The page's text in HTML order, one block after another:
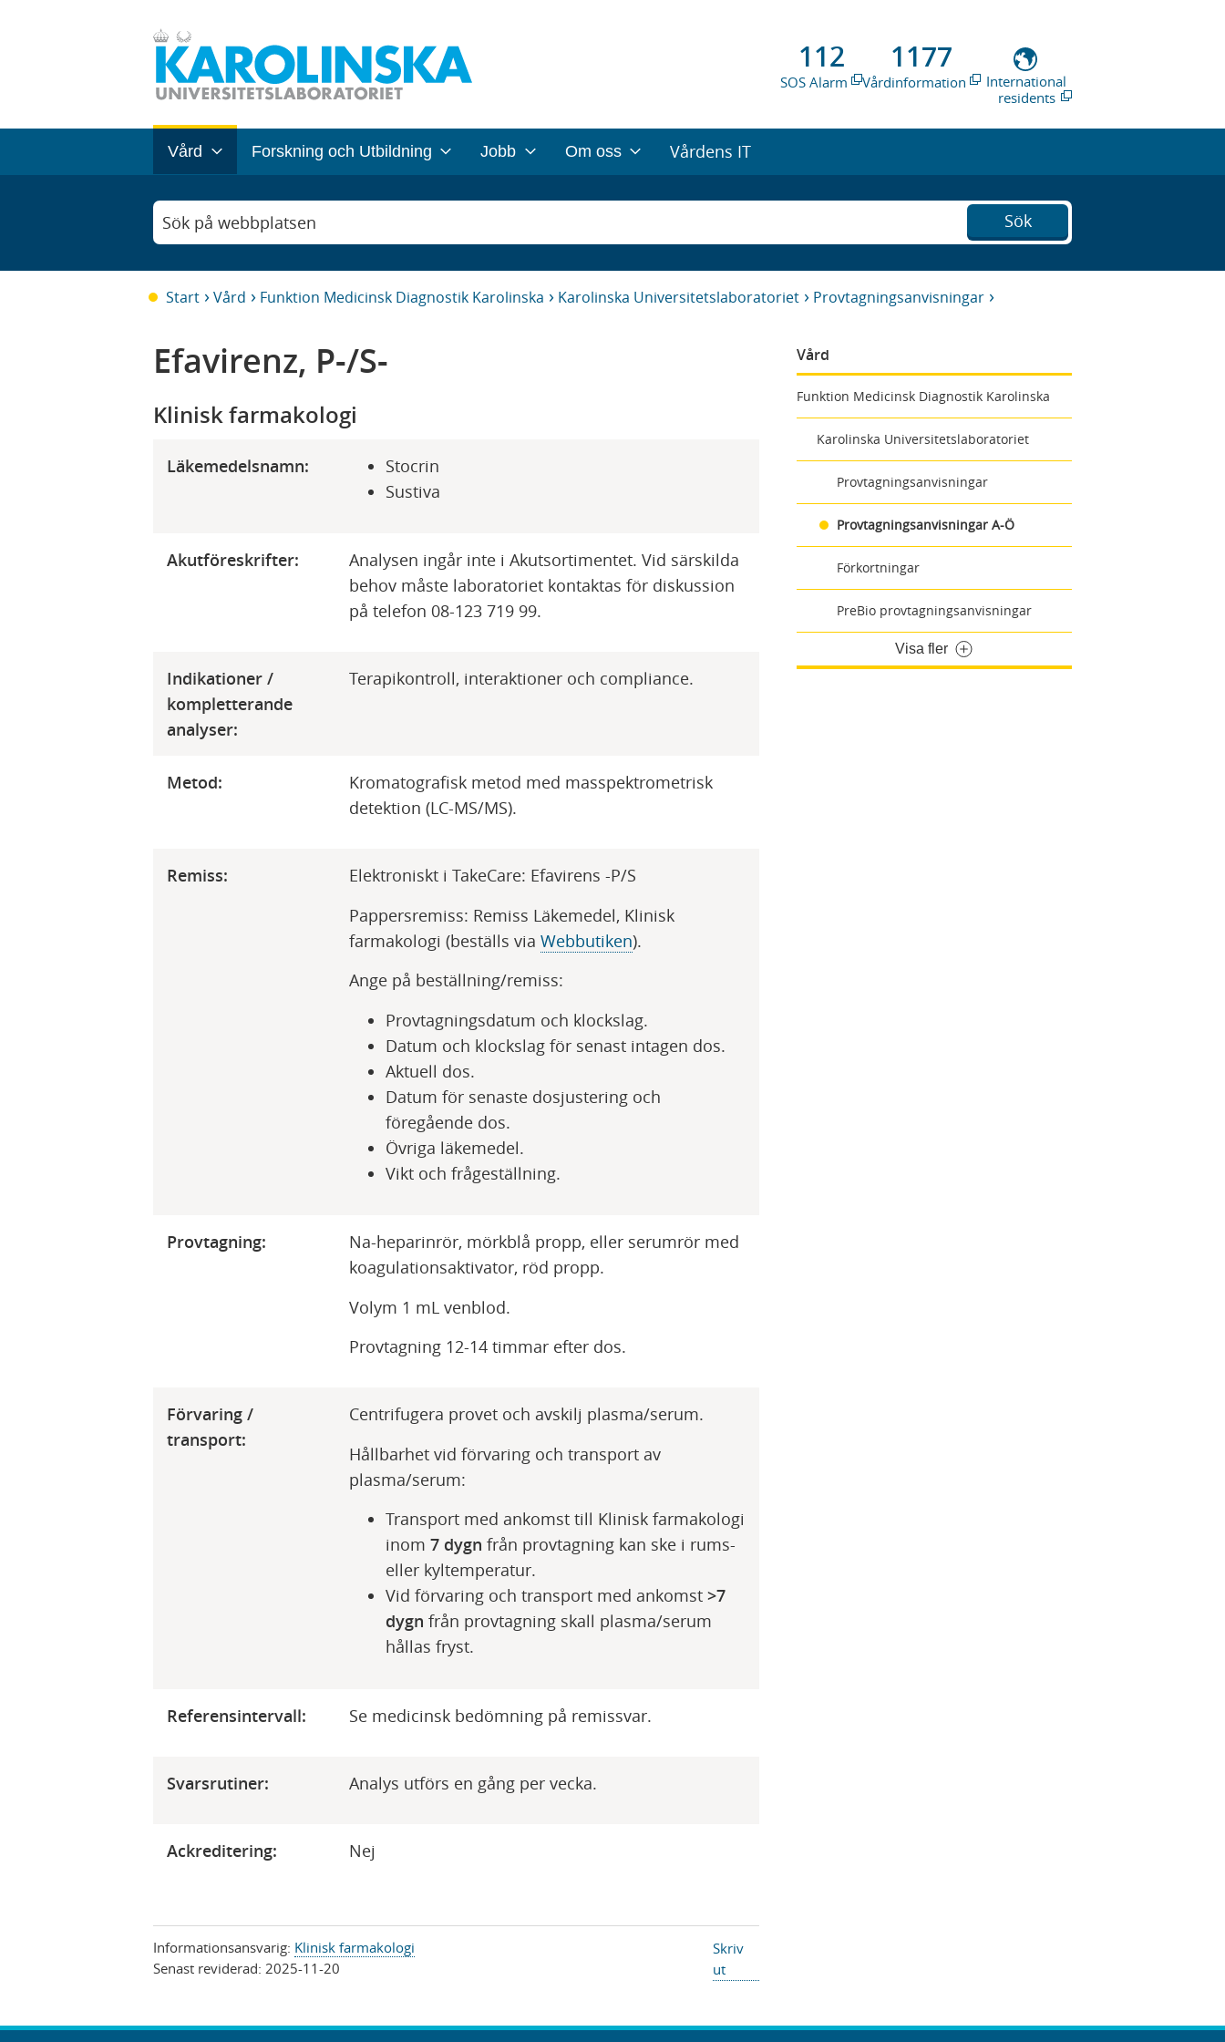
112
SOS Alarm
1177
Vårdinformation
International
residents
Vård Forskning och Utbildning Jobb Om oss Vårdens IT
Sök på webbplatsen Sök
Start Vård Funktion Medicinsk Diagnostik Karolinska Karolinska Universitetslaboratoriet Provtagningsanvisningar
Vård
Funktion Medicinsk Diagnostik Karolinska
Karolinska Universitetslaboratoriet
Provtagningsanvisningar
Provtagningsanvisningar A-Ö
Förkortningar
PreBio provtagningsanvisningar
Visa fler
Efavirenz, P-/S-
Klinisk farmakologi
Läkemedelsnamn:
Stocrin
Sustiva
Akutföreskrifter:
Analysen ingår inte i Akutsortimentet. Vid särskilda
behov måste laboratoriet kontaktas för diskussion
på telefon 08-123 719 99.
Indikationer /
kompletterande
analyser:
Terapikontroll, interaktioner och compliance.
Metod:
Kromatografisk metod med masspektrometrisk
detektion (LC-MS/MS).
Remiss:
Elektroniskt i TakeCare: Efavirens -P/S
Pappersremiss: Remiss Läkemedel, Klinisk
farmakologi (beställs via Webbutiken​).
Ange på beställning/remiss:​​​
Provtagningsdatum och klockslag​​​.
Datum och klockslag för senast intagen dos.
Aktuell dos.
Datum för senaste dosjustering och
föregående dos.
Övriga läkemedel.
Vikt och frågeställning​.
Provtagning:
Na-heparinrör, mörkblå propp, eller serumrör med
koagulationsaktivator, röd propp.
Volym 1 mL venblod.
Provtagning 12-14 timmar efter dos.
Förvaring /
transport:
Centrifugera provet och avskilj plasma/serum.
Hållbarhet vid förvaring och transport av
plasma/serum:
Transport med ankomst till Klinisk farmakologi
inom 7 dygn från provtagning kan ske i rums-
eller kyltemperatur.
Vid förvaring och transport med ankomst >7
dygn från provtagning skall plasma/serum
hållas fryst.
Referensintervall: Se medicinsk bedömning på remissvar.
Svarsrutiner: Analys utförs en gång per vecka.
Ackreditering: ​Nej
Informationsansvarig: Klinisk farmakologi
Senast reviderad: 2025-11-20
Skriv
ut